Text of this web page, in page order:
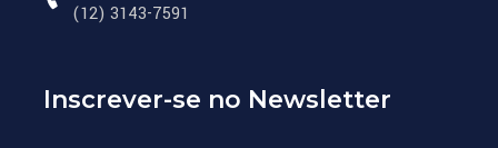
(12) 3143-7591
Inscrever-se no Newsletter